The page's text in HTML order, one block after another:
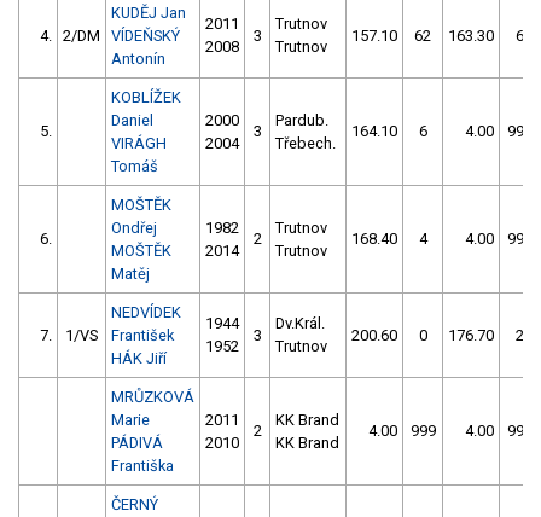
4. 2/DM
KUDĚJ Jan
VÍDEŇSKÝ
Antonín
2011
2008
3
Trutnov
Trutnov
157.10 62 163.30 6
5.
KOBLÍŽEK
Daniel
VIRÁGH
Tomáš
2000
2004
3
Pardub.
Třebech.
164.10 6 4.00 999
6.
MOŠTĚK
Ondřej
MOŠTĚK
Matěj
1982
2014
2
Trutnov
Trutnov
168.40 4 4.00 999
7. 1/VS
NEDVÍDEK
František
HÁK Jiří
1944
1952
3
Dv.Král.
Trutnov
200.60 0 176.70 2
MRŮZKOVÁ
Marie
PÁDIVÁ
Františka
2011
2010
2
KK Brand
KK Brand
4.00 999 4.00 999
ČERNÝ